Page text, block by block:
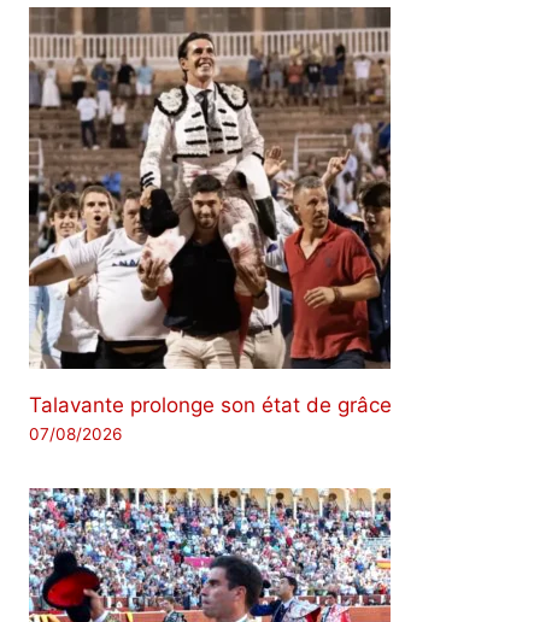
Talavante prolonge son état de grâce
07/08/2026